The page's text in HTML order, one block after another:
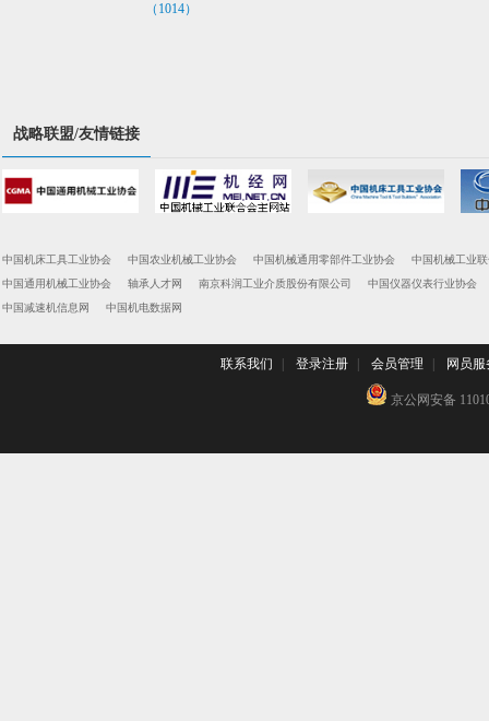
（1014）
战略联盟/友情链接
中国机床工具工业协会 中国农业机械工业协会 中国机械通用零部件工业协会
中国机械工业
中国通用机械工业协会
轴承人才网 南京科润工业介质股份有限公司
中国仪器仪表行业协会
中国减速机信息网
中国机电数据网
联系我们 登录注册 会员管理 网员服
京公网安备